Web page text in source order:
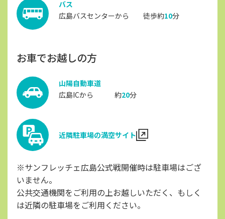
バス
広島バスセンターから 徒歩約10分
お車でお越しの方
山陽自動車道
広島ICから 約20分
近隣駐車場の満空サイト
※サンフレッチェ広島公式戦開催時は駐車場はござ
いません。
公共交通機関をご利用の上お越しいただく、もしく
は近隣の駐車場をご利用ください。